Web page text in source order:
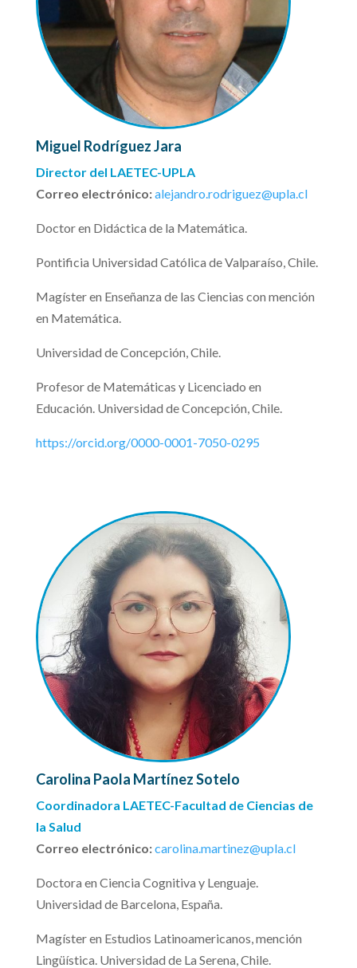
Miguel Rodríguez Jara
Director del LAETEC-UPLA
Correo electrónico:alejandro.rodriguez@upla.cl
Doctor en Didáctica de la Matemática.
Pontificia Universidad Católica de Valparaíso, Chile.
Magíster en Enseñanza de las Ciencias con mención
en Matemática.
Universidad de Concepción, Chile.
Profesor de Matemáticas y Licenciado en
Educación. Universidad de Concepción, Chile.
https://orcid.org/0000-0001-7050-0295
Carolina Paola Martínez Sotelo
Coordinadora LAETEC-Facultad de Ciencias de
la Salud
Correo electrónico:carolina.martinez@upla.cl
Doctora en Ciencia Cognitiva y Lenguaje.
Universidad de Barcelona, España.
Magíster en Estudios Latinoamericanos, mención
Lingüística. Universidad de La Serena, Chile.